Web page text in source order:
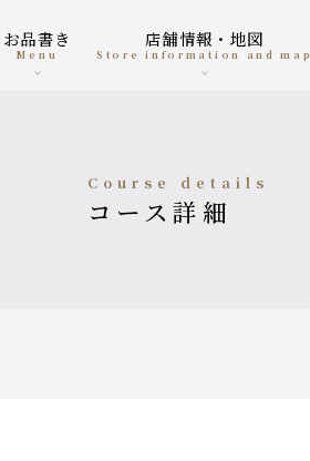
お品書き
menu
店舗情報・地図
Store information and map
course details
コース詳細